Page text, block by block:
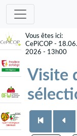
CePiCOP -
2026 - 13h00
Visite